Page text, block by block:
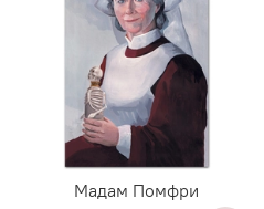
Мадам Помфри